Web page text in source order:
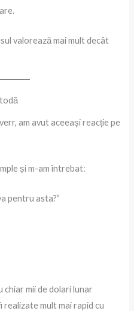
valorează mai mult decât
am avut aceeași reacție pe
și m-am întrebat:
pentru asta?”
mii de dolari lunar
mult mai rapid cu